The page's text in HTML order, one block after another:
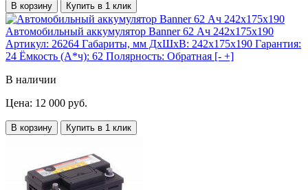
В корзину Купить в 1 клик
Автомобильный аккумулятор Banner 62 Ач 242x175x190
Артикул: 26264 Габариты, мм ДхШхВ: 242x175x190 Гарантия:
24 Ёмкость (А*ч): 62 Полярность: Обратная [- +]
В наличии
Цена: 12 000 руб.
В корзину Купить в 1 клик